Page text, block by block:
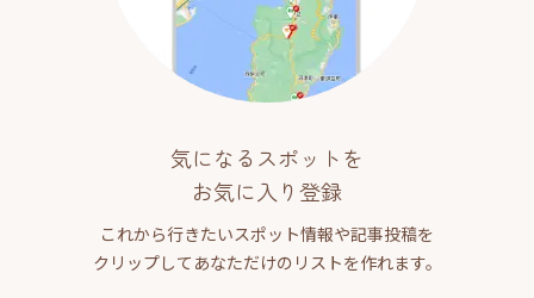
気になるスポットを
お気に入り登録
これから行きたいスポット情報や記事投稿を
クリップしてあなただけのリストを作れます。